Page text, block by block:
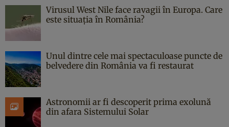
Virusul West Nile face ravagii în Europa. Care
este situația în România?
Unul dintre cele mai spectaculoase puncte de
belvedere din România va fi restaurat
Astronomii ar fi descoperit prima exolună
din afara Sistemului Solar